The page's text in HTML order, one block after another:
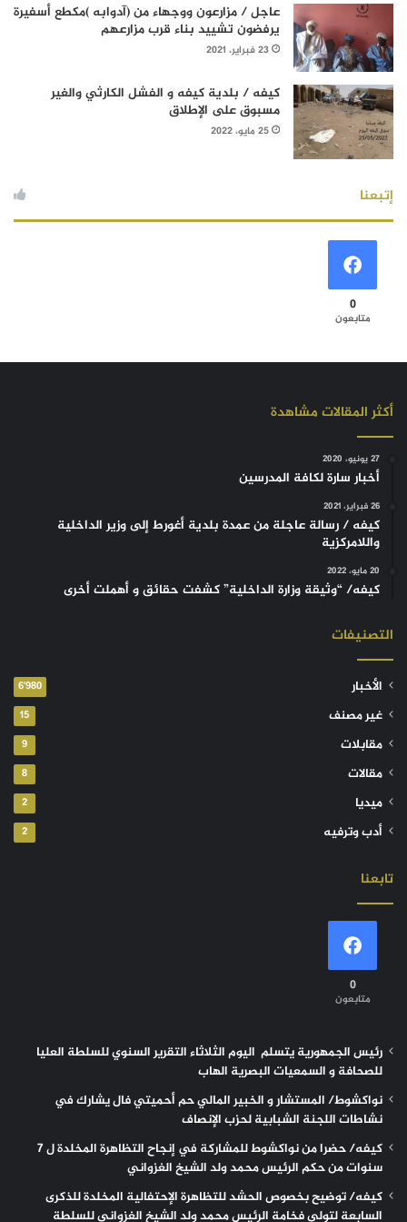
عاجل / مزارعون ووجهاء من (آدوابه )مكطع أسفيرة
يرفضون تشييد بناء قرب مزارعهم
23 فبراير، 2021
كيفه / بلدية كيفه و الفشل الكارثي والغير
مسبوق على الإطلاق
25 مايو، 2022
إتبعنا
0
متابعون
أكثر المقالات مشاهدة
27 يونيو، 2020
أخبار سارة لكافة المدرسين
26 فبراير، 2021
كيفه / رسالة عاجلة من عمدة بلدية أغورط إلى وزير الداخلية
واللامركزية
20 مايو، 2022
كيفه/ “وثيقة وزارة الداخلية” كشفت حقائق و أهملت أخرى
التصنيفات
الأخبار 6٬980
غير مصنف 15
مقابلات 9
مقالات 8
ميديا 2
أدب وترفيه 2
تابعنا
0
متابعون
رئيس الجمهورية يتسلم اليوم الثلاثاء التقرير السنوي للسلطة العليا
للصحافة و السمعيات البصرية الهاب
نواكشوط/ المستشار و الخبير المالي حم أحميتي فال يشارك في
نشاطات اللجنة الشبابية لحزب الإنصاف
كيفه/ حضرا من نواكشوط للمشاركة في إنجاح التظاهرة المخلدة ل 7
سنوات من حكم الرئيس محمد ولد الشيخ الغزواني
كيفه/ توضيح بخصوص الحشد للتظاهرة الإحتفالية المخلدة للذكرى
السابعة لتولي فخامة الرئيس محمد ولد الشيخ الغزواني للسلطة